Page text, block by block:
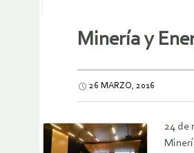
Minería y
26 MARZO, 2016
24 de